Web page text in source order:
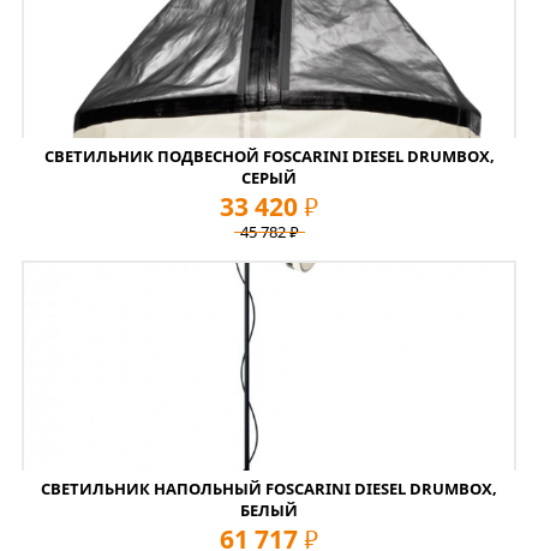
СВЕТИЛЬНИК ПОДВЕСНОЙ FOSCARINI DIESEL DRUMBOX,
СЕРЫЙ
33 420 руб
45 782руб
СВЕТИЛЬНИК НАПОЛЬНЫЙ FOSCARINI DIESEL DRUMBOX,
БЕЛЫЙ
61 717 руб